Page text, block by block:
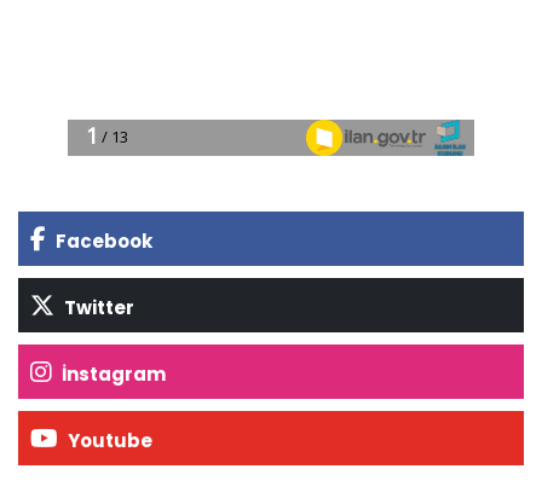
Facebook
Twitter
İnstagram
Youtube